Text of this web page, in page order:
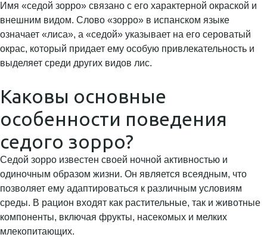
Имя «седой зорро» связано с его характерной окраской и
внешним видом. Слово «зорро» в испанском языке
означает «лиса», а «седой» указывает на его сероватый
окрас, который придает ему особую привлекательность и
выделяет среди других видов лис.
Каковы основные
особенности поведения
седого зорро?
Седой зорро известен своей ночной активностью и
одиночным образом жизни. Он является всеядным, что
позволяет ему адаптироваться к различным условиям
среды. В рацион входят как растительные, так и животные
компоненты, включая фрукты, насекомых и мелких
млекопитающих.